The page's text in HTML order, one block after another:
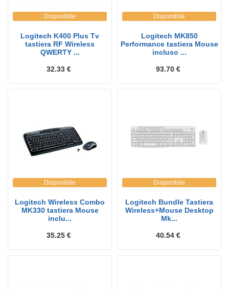
Disponibile
Logitech K400 Plus Tv
tastiera RF Wireless
QWERTY ...
32.33 €
Disponibile
Logitech MK850
Performance tastiera Mouse
incluso ...
93.70 €
Disponibile
Logitech Wireless Combo
MK330 tastiera Mouse
inclu...
35.25 €
Disponibile
Logitech Bundle Tastiera
Wireless+Mouse Desktop
Mk...
40.54 €